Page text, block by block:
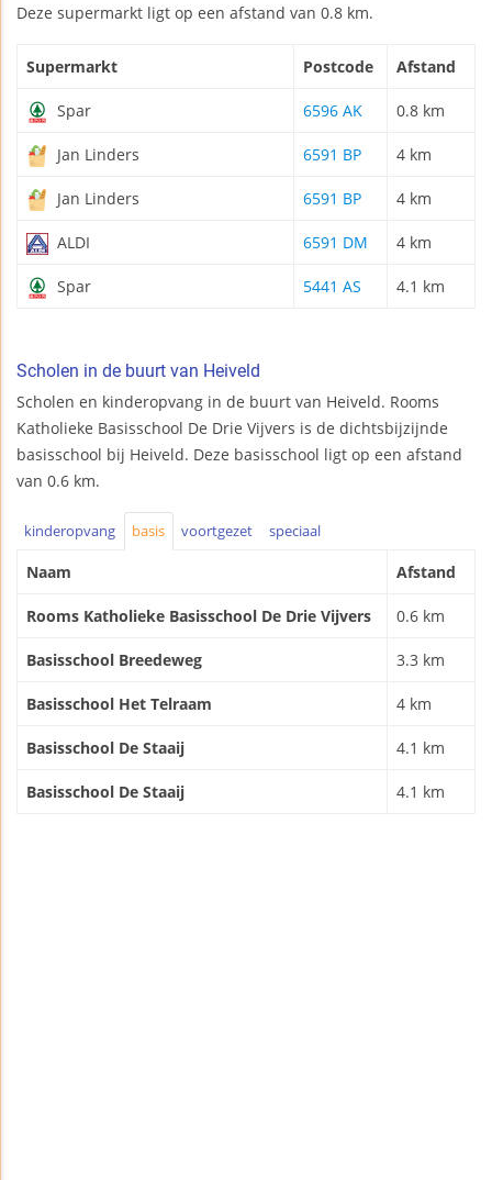
Deze supermarkt ligt op een afstand van 0.8 km.
Supermarkt Postcode Afstand
Spar 6596 AK 0.8 km
Jan Linders 6591 BP 4 km
Jan Linders 6591 BP 4 km
ALDI 6591 DM 4 km
Spar 5441 AS 4.1 km
Scholen in de buurt van Heiveld
Scholen en kinderopvang in de buurt van Heiveld. Rooms
Katholieke Basisschool De Drie Vijvers is de dichtsbijzijnde
basisschool bij Heiveld. Deze basisschool ligt op een afstand
van 0.6 km.
kinderopvang basis voortgezet speciaal
Naam Afstand
Rooms Katholieke Basisschool De Drie Vijvers 0.6 km
Basisschool Breedeweg 3.3 km
Basisschool Het Telraam 4 km
Basisschool De Staaij 4.1 km
Basisschool De Staaij 4.1 km